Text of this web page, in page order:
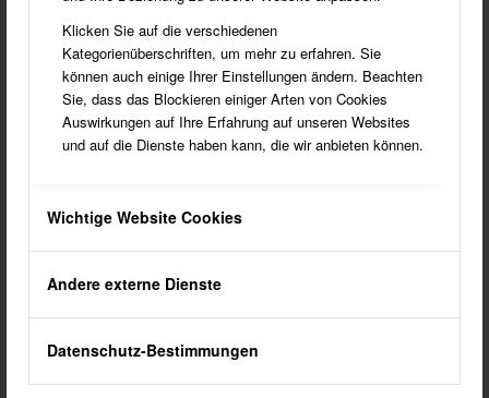
Klicken Sie auf die verschiedenen
Kategorienüberschriften, um mehr zu erfahren. Sie
können auch einige Ihrer Einstellungen ändern. Beachten
Sie, dass das Blockieren einiger Arten von Cookies
Auswirkungen auf Ihre Erfahrung auf unseren Websites
und auf die Dienste haben kann, die wir anbieten können.
Wichtige Website Cookies
Andere externe Dienste
Datenschutz-Bestimmungen
Die Ende 2017 eröffnete Praxis ist zeitgemäß modern, hell
und freundlich eingerichtet.